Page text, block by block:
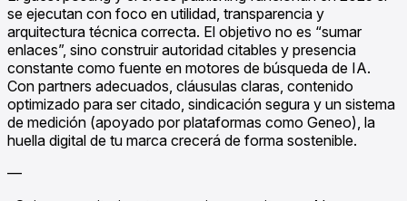
se ejecutan con foco en utilidad, transparencia y
arquitectura técnica correcta. El objetivo no es “sumar
enlaces”, sino construir autoridad citables y presencia
constante como fuente en motores de búsqueda de IA.
Con partners adecuados, cláusulas claras, contenido
optimizado para ser citado, sindicación segura y un sistema
de medición (apoyado por plataformas como Geneo), la
huella digital de tu marca crecerá de forma sostenible.
—